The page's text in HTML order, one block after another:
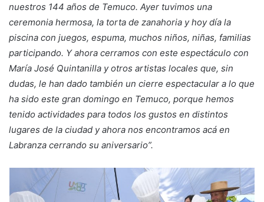
nuestros 144 años de Temuco. Ayer tuvimos una
ceremonia hermosa, la torta de zanahoria y hoy día la
piscina con juegos, espuma, muchos niños, niñas, familias
participando. Y ahora cerramos con este espectáculo con
María José Quintanilla y otros artistas locales que, sin
dudas, le han dado también un cierre espectacular a lo que
ha sido este gran domingo en Temuco, porque hemos
tenido actividades para todos los gustos en distintos
lugares de la ciudad y ahora nos encontramos acá en
Labranza cerrando su aniversario”.